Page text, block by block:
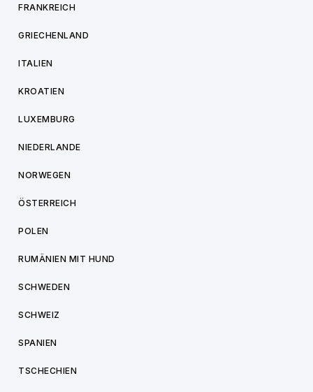
FRANKREICH
GRIECHENLAND
ITALIEN
KROATIEN
LUXEMBURG
NIEDERLANDE
NORWEGEN
ÖSTERREICH
POLEN
RUMÄNIEN MIT HUND
SCHWEDEN
SCHWEIZ
SPANIEN
TSCHECHIEN